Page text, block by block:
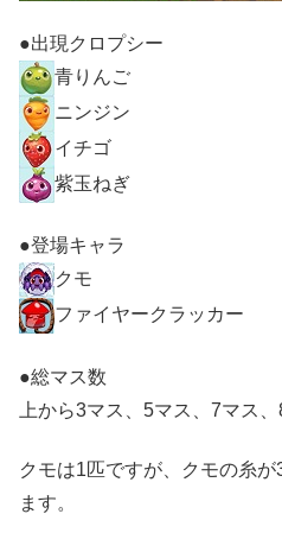
●出現クロプシー
青りんご
ニンジン
イチゴ
紫玉ねぎ
●登場キャラ
クモ
ファイヤークラッカー
●総マス数
上から3マス、5マス、7マス
クモは1匹ですが、クモの糸
ます。